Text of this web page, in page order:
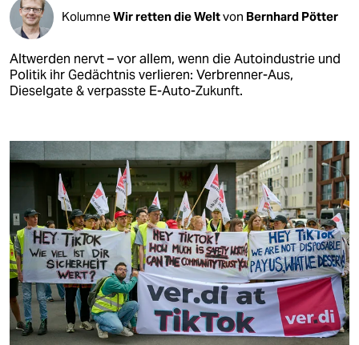
KolumneWir retten die Weltvon Bernhard Pötter
Altwerden nervt – vor allem, wenn die Autoindustrie und
Politik ihr Gedächtnis verlieren: Verbrenner-Aus,
Dieselgate & verpasste E-Auto-Zukunft.